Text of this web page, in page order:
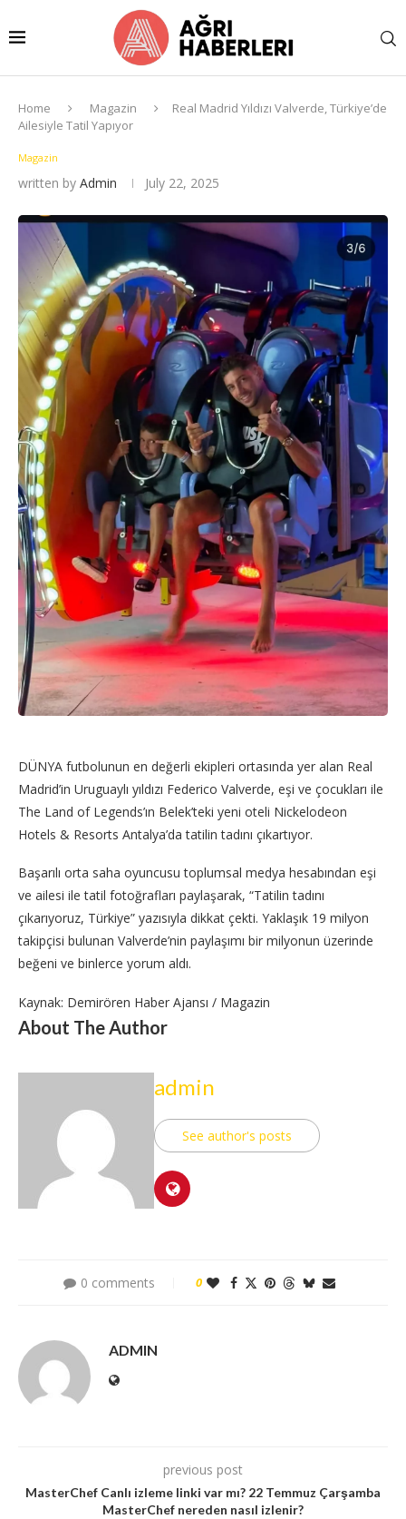
Home Magazin
Real Madrid Yıldızı Valverde, Türkiye’de
Ailesiyle Tatil Yapıyor
Magazin
written by Admin July 22, 2025
DÜNYA futbolunun en değerli ekipleri ortasında yer alan Real
Madrid’in Uruguaylı yıldızı Federico Valverde, eşi ve çocukları ile
The Land of Legends’ın Belek’teki yeni oteli Nickelodeon
Hotels & Resorts Antalya’da tatilin tadını çıkartıyor.
Başarılı orta saha oyuncusu toplumsal medya hesabından eşi
ve ailesi ile tatil fotoğrafları paylaşarak, “Tatilin tadını
çıkarıyoruz, Türkiye” yazısıyla dikkat çekti. Yaklaşık 19 milyon
takipçisi bulunan Valverde’nin paylaşımı bir milyonun üzerinde
beğeni ve binlerce yorum aldı.
Kaynak: Demirören Haber Ajansı / Magazin
About The Author
admin
See author's posts
0 comments 0
ADMIN
previous post
MasterChef Canlı izleme linki var mı? 22 Temmuz Çarşamba
MasterChef nereden nasıl izlenir?